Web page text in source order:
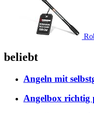
beliebt
Angeln mit
Angelbox richtig